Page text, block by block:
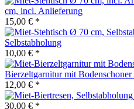
cm, incl. Anlieferung
15,00 € *
Selbstabholung
10,00 € *
Bierzeltgarnitur mit Bodenschoner
12,00 € *
30,00 € *